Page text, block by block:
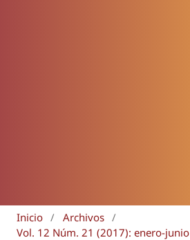
Inicio / Archivos /
Vol. 12 Núm. 21 (2017): enero-junio